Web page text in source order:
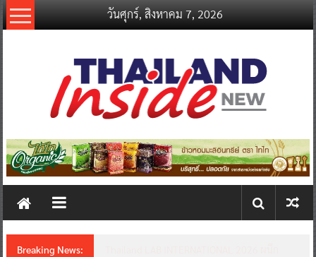
Skip
to
วันศุกร์, สิงหาคม 7, 2026
thailandinsidenew.com
Thailand
New
Breaking News: